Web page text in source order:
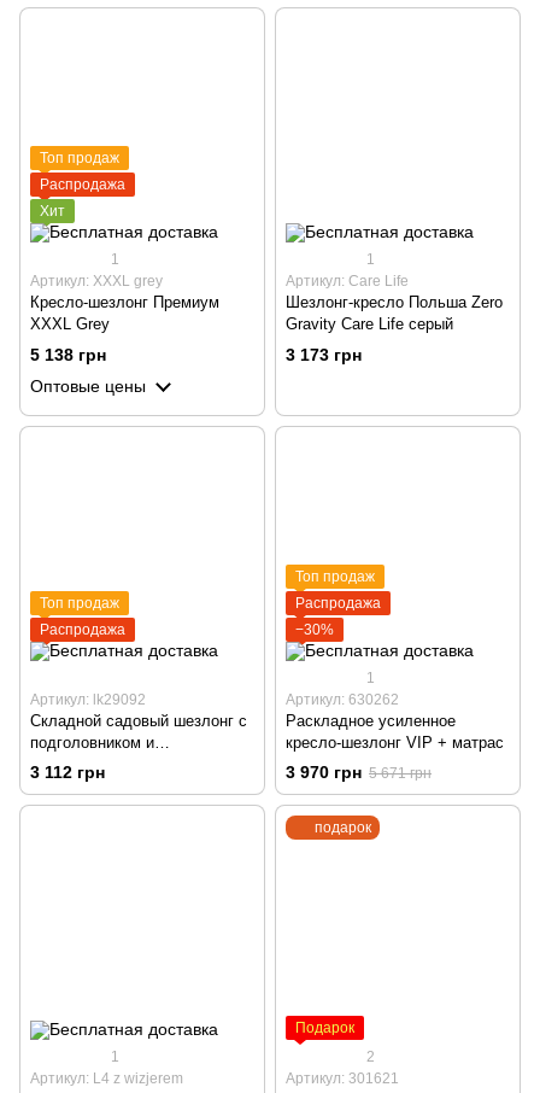
Топ продаж
Распродажа
Хит
1
Артикул: XXXL grey
Кресло-шезлонг Премиум
XXXL Grey
5 138 грн
Оптовые цены
1
Артикул: Care Life
Шезлонг-кресло Польша Zero
Gravity Care Life серый
3 173 грн
Топ продаж
Распродажа
Артикул: lk29092
Складной садовый шезлонг с
подголовником и
регулируемой спинкой, темно-
3 112 грн
Топ продаж
Распродажа
−30%
1
Артикул: 630262
Раскладное усиленное
кресло-шезлонг VIP + матрас
3 970 грн 5 671 грн
1
Артикул: L4 z wizjerem
подарок
Подарок
2
Артикул: 301621